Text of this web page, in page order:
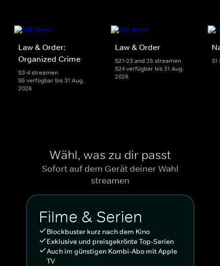
Law & Order:
Organized Crime
S3-4 streamen
S5 verfügbar bis 31 Aug.
2026
Law & Order
S21-23 and 25 streamen
S24 verfügbar bis 31 Aug.
2026
Wähl, was zu dir passt
Sofort auf dem Gerät deiner Wahl
streamen
Filme & Serien
Blockbuster kurz nach dem Kino
Exklusive und preisgekrönte Top-Serien
Auch im günstigen Kombi-Abo mit Apple
TV